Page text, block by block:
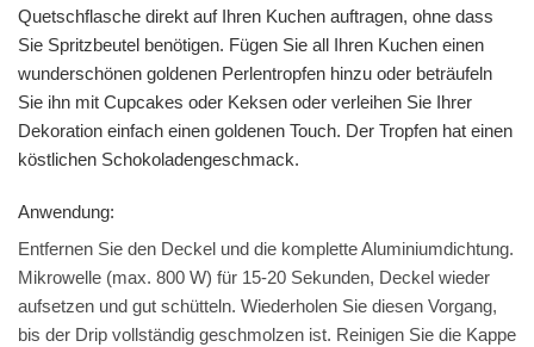
Quetschflasche direkt auf Ihren Kuchen auftragen, ohne dass
Sie Spritzbeutel benötigen. Fügen Sie all Ihren Kuchen einen
wunderschönen goldenen Perlentropfen hinzu oder beträufeln
Sie ihn mit Cupcakes oder Keksen oder verleihen Sie Ihrer
Dekoration einfach einen goldenen Touch. Der Tropfen hat einen
köstlichen Schokoladengeschmack.
Anwendung:
Entfernen Sie den Deckel und die komplette Aluminiumdichtung.
Mikrowelle (max. 800 W) für 15-20 Sekunden, Deckel wieder
aufsetzen und gut schütteln. Wiederholen Sie diesen Vorgang,
bis der Drip vollständig geschmolzen ist. Reinigen Sie die Kappe